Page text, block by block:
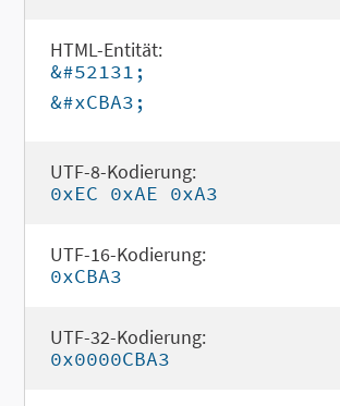
HTML-Entität:
&#52131;
&#xCBA3;
UTF-8-Kodierung:
0xEC 0xAE 0xA3
UTF-16-Kodierung:
0xCBA3
UTF-32-Kodierung:
0x0000CBA3